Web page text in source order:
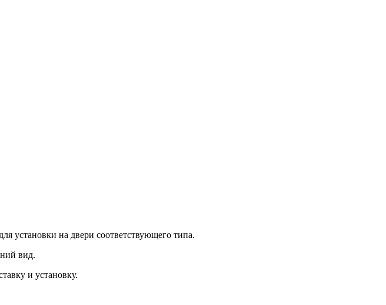
установки на двери соответствующего типа.
вид.
и установку.